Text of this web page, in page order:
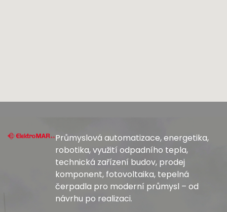
Průmyslová automatizace, energetika,
robotika, využití odpadního tepla,
technická zařízení budov, prodej
komponent, fotovoltaika, tepelná
čerpadla pro moderní průmysl – od
návrhu po realizaci.